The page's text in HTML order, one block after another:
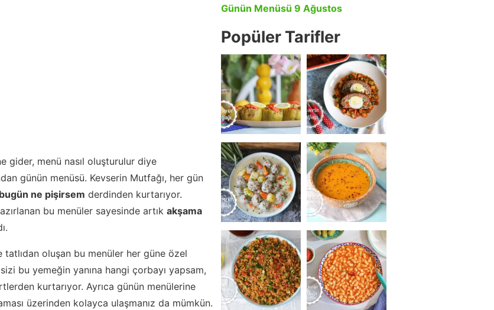
gider, menü nasıl oluşturulur diye
günün menüsü. Kevserin Mutfağı, her gün
bugün ne pişirsem derdinden kurtarıyor.
bu menüler sayesinde artık akşama
oluşan bu menüler her güne özel
bu yemeğin yanına hangi çorbayı yapsam,
kurtarıyor. Ayrıca günün menülerine
üzerinden kolayca ulaşmanız da mümkün.
Günün Menüsü 9 Ağustos
Popüler Tarifler